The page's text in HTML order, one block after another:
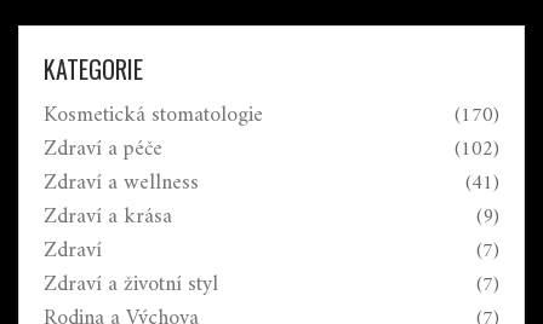
KATEGORIE
Kosmetická stomatologie (170)
Zdraví a péče (102)
Zdraví a wellness (41)
Zdraví a krása (9)
Zdraví (7)
Zdraví a životní styl (7)